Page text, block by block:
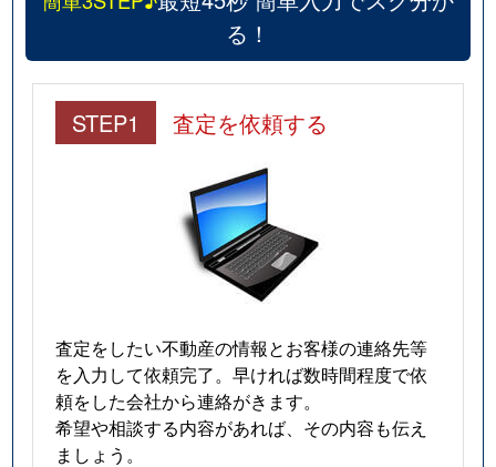
る！
STEP1 査定を依頼する
査定をしたい不動産の情報とお客様の連絡先等
を入力して依頼完了。早ければ数時間程度で依
頼をした会社から連絡がきます。
希望や相談する内容があれば、その内容も伝え
ましょう。